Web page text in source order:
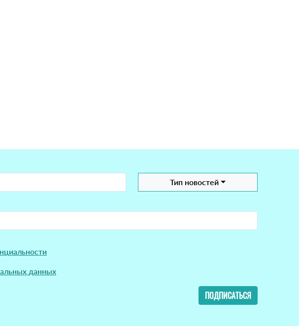
Тип новостей
данных
ПОДПИСАТЬСЯ